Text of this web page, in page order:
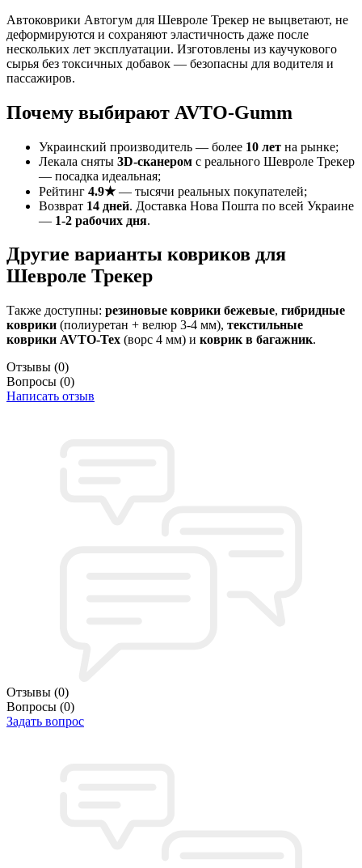
Автоковрики Автогум для Шевроле Трекер не выцветают, не
деформируются и сохраняют эластичность даже после
нескольких лет эксплуатации. Изготовлены из каучукового
сырья без токсичных добавок — безопасны для водителя и
пассажиров.
Почему выбирают AVTO-Gumm
Украинский производитель — более 10 лет на рынке;
Лекала сняты 3D-сканером с реального Шевроле Трекер
— посадка идеальная;
Рейтинг 4.9★— тысячи реальных покупателей;
Возврат 14 дней. Доставка Нова Пошта по всей Украине
— 1-2 рабочих дня.
Другие варианты ковриков для
Шевроле Трекер
Также доступны: резиновые коврики бежевые, гибридные
коврики (полиуретан + велюр 3-4 мм), текстильные
коврики AVTO-Tex (ворс 4 мм) и коврик в багажник.
Отзывы (0)
Вопросы (0)
Написать отзыв
Отзывы (0)
Вопросы (0)
Задать вопрос